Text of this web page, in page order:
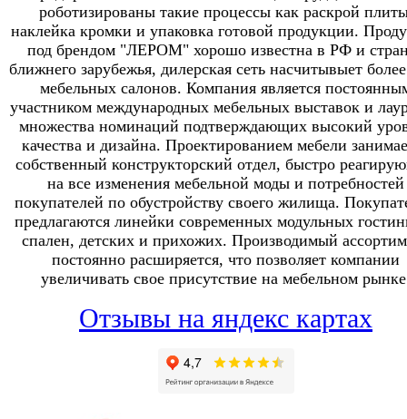
роботизированы такие процессы как раскрой
наклейка кромки и упаковка готовой продукции.
под брендом "ЛЕРОМ" хорошо известна в РФ и
ближнего зарубежья, дилерская сеть насчитывыет
мебельных салонов. Компания является
участником международных мебельных выставок и
множества номинаций подтверждающих высокий
качества и дизайна. Проектированием мебели
собственный конструкторский отдел, быстро
на все изменения мебельной моды и потребностей
покупателей по обустройству своего жилища.
предлагаются линейки современных модульных
спален, детских и прихожих. Производимый
постоянно расширяется, что позволяет компании
увеличивать свое присутствие на мебельном
Отзывы на яндекс картах